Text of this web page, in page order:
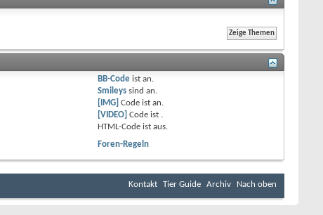
BB-Code istan.
Smileys sindan.
[IMG] Code istan.
[VIDEO] Code ist .
HTML-Code istaus.
Foren-Regeln
Kontakt Tier Guide Archiv Nach oben